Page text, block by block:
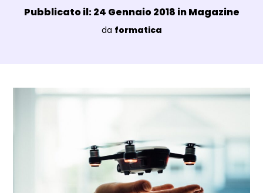
Data e ora:
Pubblicato il: 24 Gennaio 2018 inMagazine
Luogo:
da formatica
Dettagli Post Magazine